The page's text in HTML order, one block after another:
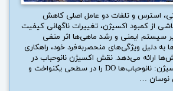
استرس و تلفات دو عامل اصلی کاهش
از کمبود اکسیژن، تغییرات ناگهانی کیفیت
بر سیستم ایمنی و رشد ماهی‌ها اثر منفی
به دلیل ویژگی‌های منحصربه‌فرد خود، راهکاری
ارائه می‌دهد. نقش اکسیژن نانوحباب در
کاهش استرس پایداری اکسیژن: نانوحباب‌ها DO را در سطحی یکنواخت و
نوسان …